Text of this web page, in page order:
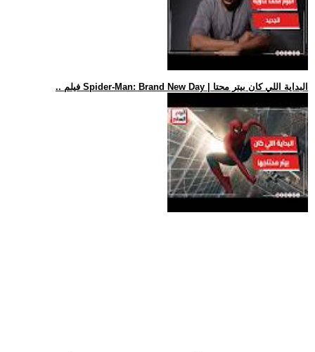
.. فيلم Spider-Man: Brand New Day | البداية اللي كان بيتر محتا